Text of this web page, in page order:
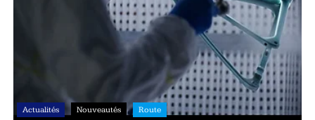
Actualités Nouveautés Route